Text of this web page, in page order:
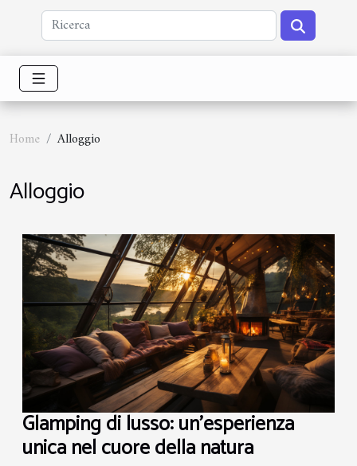
Home Alloggio
Alloggio
Glamping di lusso: un'esperienza
unica nel cuore della natura